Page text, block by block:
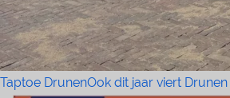
Taptoe DrunenOok dit jaar viert